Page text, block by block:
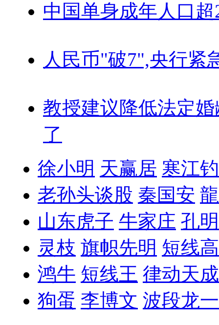
中国单身成年人口超
人民币"破7",央行紧
教授建议降低法定婚
了
徐小明 天赢居 寒江
老孙头谈股 秦国安
山东虎子 牛家庄 孔
灵枝 旗帜先明 短线
鸿牛 短线王 律动天成
狗蛋 李博文 波段龙一